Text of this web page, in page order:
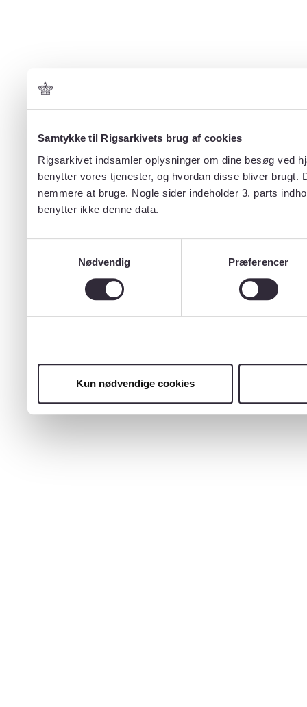
Samtykke til Rigsarkivets brug af cookies
Rigsarkivet indsamler oplysninger om dine besøg ved
benytter vores tjenester, og hvordan disse bliver
nemmere at bruge. Nogle sider indeholder 3. parts
benytter ikke denne data.
Nødvendig
Præferencer
Kun nødvendige cookies